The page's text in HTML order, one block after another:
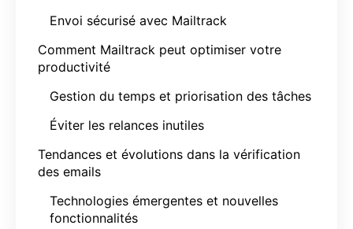
Envoi sécurisé avec Mailtrack
Comment Mailtrack peut optimiser votre
productivité
Gestion du temps et priorisation des tâches
Éviter les relances inutiles
Tendances et évolutions dans la vérification
des emails
Technologies émergentes et nouvelles
fonctionnalités